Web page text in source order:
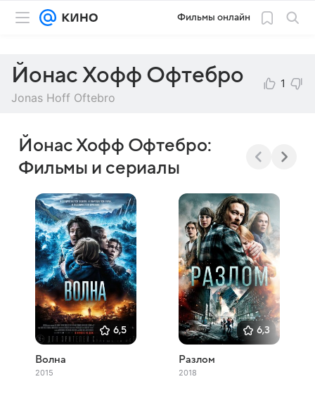
Фильмы онлайн
Йонас Хофф Офтебро
Jonas Hoff Oftebro
1
Йонас Хофф Офтебро:
Фильмы и сериалы
6,5
Волна
2015
6,3
Разлом
2018